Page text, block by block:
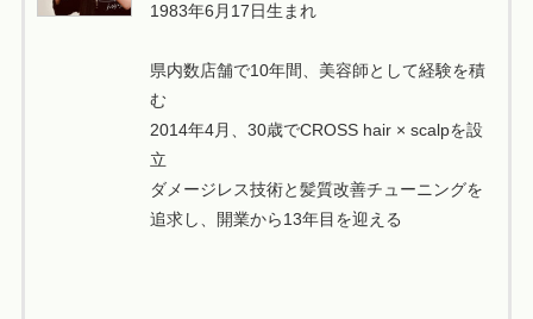
1983年6月17日生まれ
県内数店舗で10年間、美容師として経験を積
む
2014年4月、30歳でCROSS hair × scalpを設
立
ダメージレス技術と髪質改善チューニングを
追求し、開業から13年目を迎える